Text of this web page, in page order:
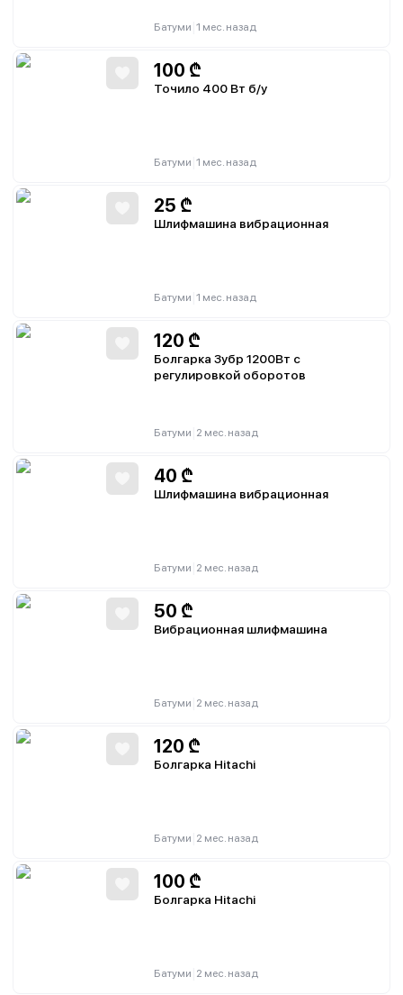
Батуми 1 мес. назад
100 ₾
Точило 400 Вт б/у
Батуми 1 мес. назад
25 ₾
Шлифмашина вибрационная
Батуми 1 мес. назад
120 ₾
Болгарка Зубр 1200Вт с
регулировкой оборотов
Батуми 2 мес. назад
40 ₾
Шлифмашина вибрационная
Батуми 2 мес. назад
50 ₾
Вибрационная шлифмашина
Батуми 2 мес. назад
120 ₾
Болгарка Hitachi
Батуми 2 мес. назад
100 ₾
Болгарка Hitachi
Батуми 2 мес. назад